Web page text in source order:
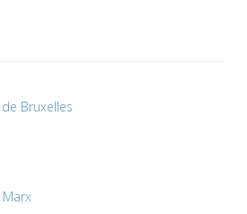
Bruxelles
Marx